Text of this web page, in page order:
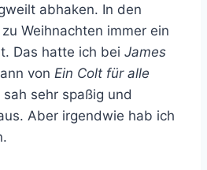
abhaken. In den
Weihnachten immer ein
Das hatte ich bei James
von Ein Colt für alle
sehr spaßig und
Aber irgendwie hab ich